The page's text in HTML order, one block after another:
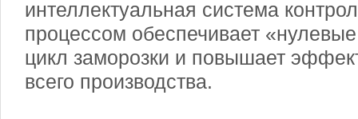
интеллектуальная система
процессом обеспечивает
цикл заморозки и повышает
всего производства.